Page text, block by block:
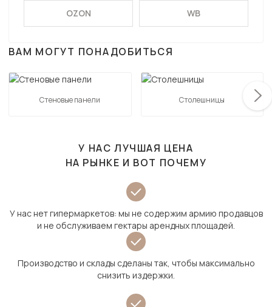
OZON
WB
ВАМ МОГУТ ПОНАДОБИТЬСЯ
Стеновые панели Столешницы
У НАС ЛУЧШАЯ ЦЕНА
НА РЫНКЕ И ВОТ ПОЧЕМУ
У нас нет гипермаркетов: мы не содержим армию продавцов
и не обслуживаем гектары арендных площадей.
Производство и склады сделаны так, чтобы максимально
снизить издержки.